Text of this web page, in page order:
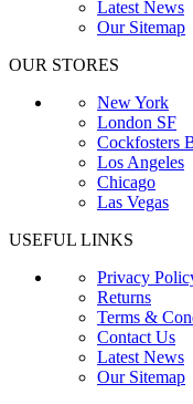
Latest News
Our Sitemap
OUR STORES
New York
London SF
Cockfosters
Los Angeles
Chicago
Las Vegas
USEFUL LINKS
Privacy
Returns
Terms &
Contact Us
Latest News
Our Sitemap